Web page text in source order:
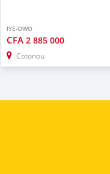
IYE-OWO
CFA2 885 000
Cotonou